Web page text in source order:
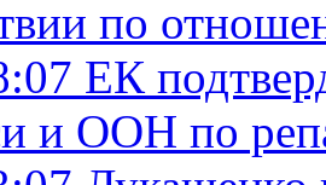
по
ЕК
и ООН по